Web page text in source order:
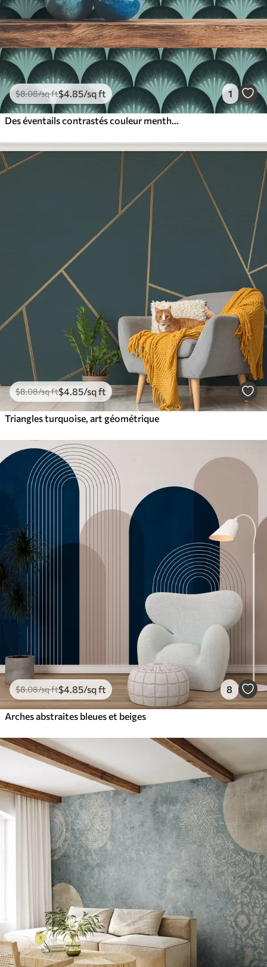
$8.08/sq ft$4 .85/sq ft 1
$8.08/sq ft$4 .85/sq ft
Triangles turquoise, art géométrique
$8.08/sq ft$4 .85/sq ft 8
Arches abstraites bleues et beiges